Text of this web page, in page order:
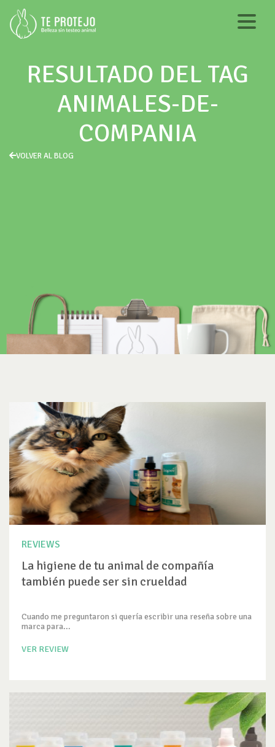
RESULTADO DEL TAG
ANIMALES-DE-
COMPANIA
VOLVER AL BLOG
REVIEWS
La higiene de tu animal de compañía
también puede ser sin crueldad
Cuando me preguntaron si quería escribir una reseña sobre una
marca para...
VER REVIEW